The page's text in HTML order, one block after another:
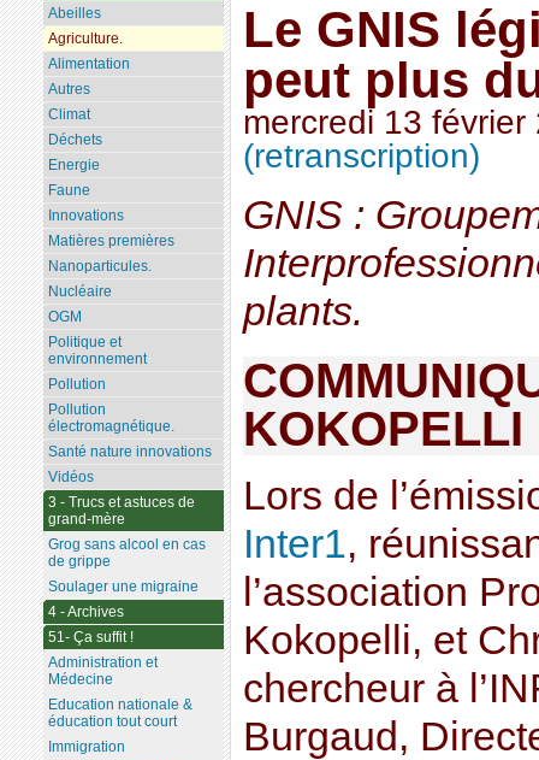
Le GNIS
peut plus
mercredi 13 février
(retranscription)
GNIS :
plants.
KOKOPELLI
Lors de
Inter1,
l’association
Kokopelli, et
chercheur à
Burgaud,
Abeilles
Agriculture.
Alimentation
Autres
Climat
Déchets
Energie
Faune
Innovations
Matières premières
Nanoparticules.
Nucléaire
OGM
Politique et
environnement
Pollution
Pollution
électromagnétique.
Santé nature innovations
Vidéos
3 - Trucs et astuces de
grand-mère
Grog sans alcool en cas
de grippe
Soulager une migraine
4 - Archives
51- Ça suffit !
Administration et
Médecine
Education nationale &
éducation tout court
Immigration